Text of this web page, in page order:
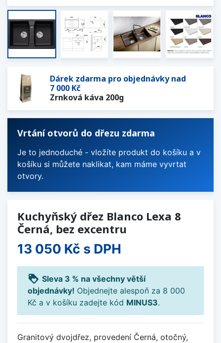
Dárek zdarma pro objednávky nad
7 000 Kč
Zrnková káva 200g
Vrtání otvorů do dřezu zdarma
Je to jednoduché - vložíte produkt do košíku a v
košíku si můžete naklikat, kam máme vyvrtat
otvory.
Kuchyňský dřez Blanco Lexa 8
Černá, bez excentru
13 050 Kč s DPH
loyalty Sleva 3 % na všechny větší
objednávky! Objednejte alespoň za 8 000
Kč a v košíku zadejte kód MINUS3.
Granitový dvojdřez, provedení Černá, otočný,